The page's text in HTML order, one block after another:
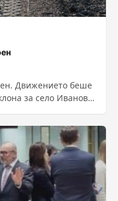
Движението беше
за село Иваново